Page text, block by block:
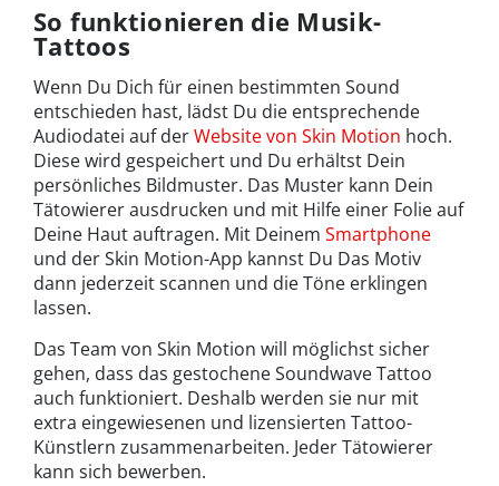
So funktionieren die Musik-
Tattoos
Wenn Du Dich für einen bestimmten Sound
entschieden hast, lädst Du die entsprechende
Audiodatei auf derWebsite von Skin Motion hoch.
Diese wird gespeichert und Du erhältst Dein
persönliches Bildmuster. Das Muster kann Dein
Tätowierer ausdrucken und mit Hilfe einer Folie auf
Deine Haut auftragen. Mit Deinem Smartphone
und der Skin Motion-App kannst Du Das Motiv
dann jederzeit scannen und die Töne erklingen
lassen.
Das Team von Skin Motion will möglichst sicher
gehen, dass das gestochene Soundwave Tattoo
auch funktioniert. Deshalb werden sie nur mit
extra eingewiesenen und lizensierten Tattoo-
Künstlern zusammenarbeiten. Jeder Tätowierer
kann sich bewerben.